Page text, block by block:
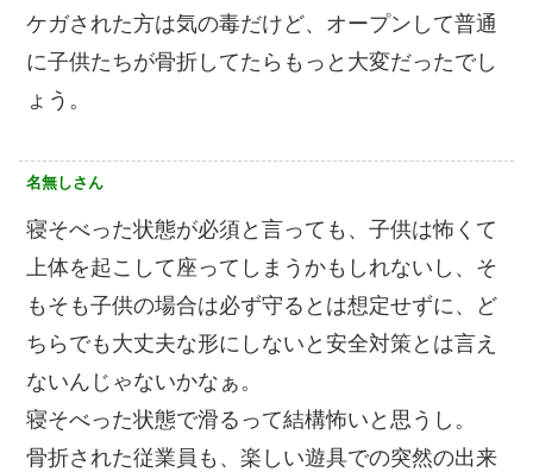
ケガされた方は気の毒だけど、オープンして普通
に子供たちが骨折してたらもっと大変だったでし
ょう。
名無しさん
寝そべった状態が必須と言っても、子供は怖くて
上体を起こして座ってしまうかもしれないし、そ
もそも子供の場合は必ず守るとは想定せずに、ど
ちらでも大丈夫な形にしないと安全対策とは言え
ないんじゃないかなぁ。
寝そべった状態で滑るって結構怖いと思うし。
骨折された従業員も、楽しい遊具での突然の出来